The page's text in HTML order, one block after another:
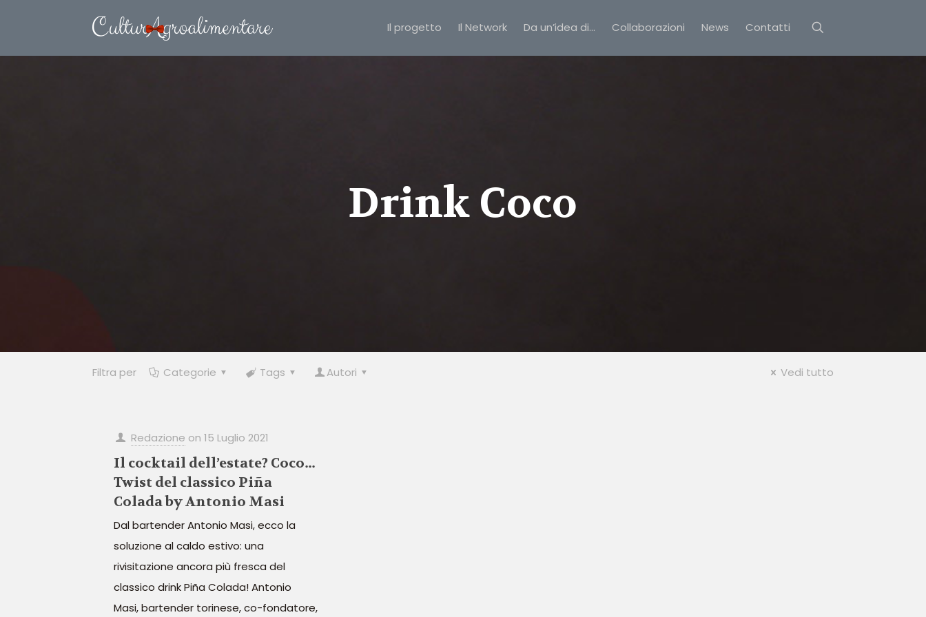
Il progetto Il Network Da un’idea di… Collaborazioni News Contatti
Drink Coco
Filtra per Categorie Tags Autori Vedi tutto
Redazione on 15 Luglio 2021
Il cocktail dell’estate? Coco…
Twist del classico Piña
Colada by Antonio Masi
Dal bartender Antonio Masi, ecco la
soluzione al caldo estivo: una
rivisitazione ancora più fresca del
classico drink Piña Colada! Antonio
Masi, bartender torinese, co-fondatore,